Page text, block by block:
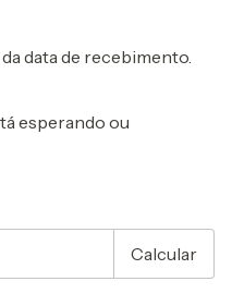
data de recebimento.
esperando ou
Calcular